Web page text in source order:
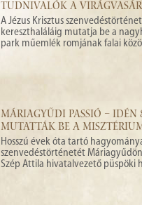
TUDNIVALÓK A
A Jézus Krisztus
kereszthaláláig mutatja be a
park műemlék romjának falai
MÁRIAGYŰDI PASSIÓ – IDÉN
MUTATTÁK BE A
Hosszú évek óta tartó
szenvedéstörténetét
Szép Attila hivatalvezető püspöki